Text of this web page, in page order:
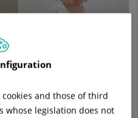
and those of third
whose legislation does not